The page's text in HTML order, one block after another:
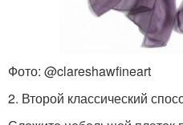
Фото: @clareshawfineart
2. Второй классический